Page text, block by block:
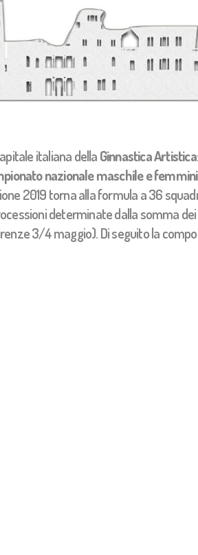
italiana dellaGinnastica Artistica
nazionale maschile e
2019 torna alla formula a 36
determinate dalla somma
3/4 maggio). Di seguito la